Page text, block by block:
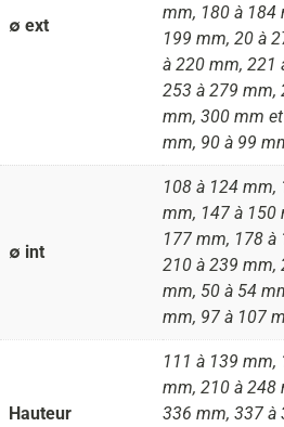
∅ ext
mm, 180 à 184
199 mm, 20 à
à 220 mm, 221
253 à 279 mm,
mm, 300 mm
mm, 90 à 99
∅ int
108 à 124 mm,
mm, 147 à 150
177 mm, 178 à
210 à 239 mm,
mm, 50 à 54
mm, 97 à 107
Hauteur
111 à 139 mm,
mm, 210 à 248
336 mm, 337 à